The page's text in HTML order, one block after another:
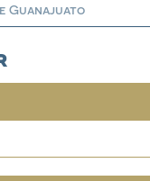
Guanajuato